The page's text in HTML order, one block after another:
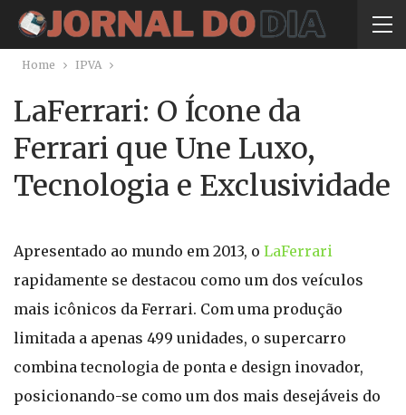
Home IPVA
LaFerrari: O Ícone da
Ferrari que Une Luxo,
Tecnologia e Exclusividade
Apresentado ao mundo em 2013, o LaFerrari
rapidamente se destacou como um dos veículos
mais icônicos da Ferrari. Com uma produção
limitada a apenas 499 unidades, o supercarro
combina tecnologia de ponta e design inovador,
posicionando-se como um dos mais desejáveis do